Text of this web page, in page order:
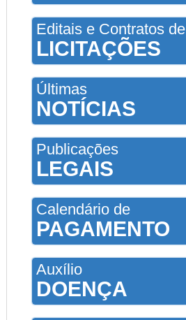
Editais e Contratos de
LICITAÇÕES
Últimas
NOTÍCIAS
Publicações
LEGAIS
Calendário de
PAGAMENTO
Auxílio
DOENÇA